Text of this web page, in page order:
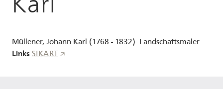
Müllener, Johann Karl (1768 - 1832). Landschaftsmaler
Links SIKART